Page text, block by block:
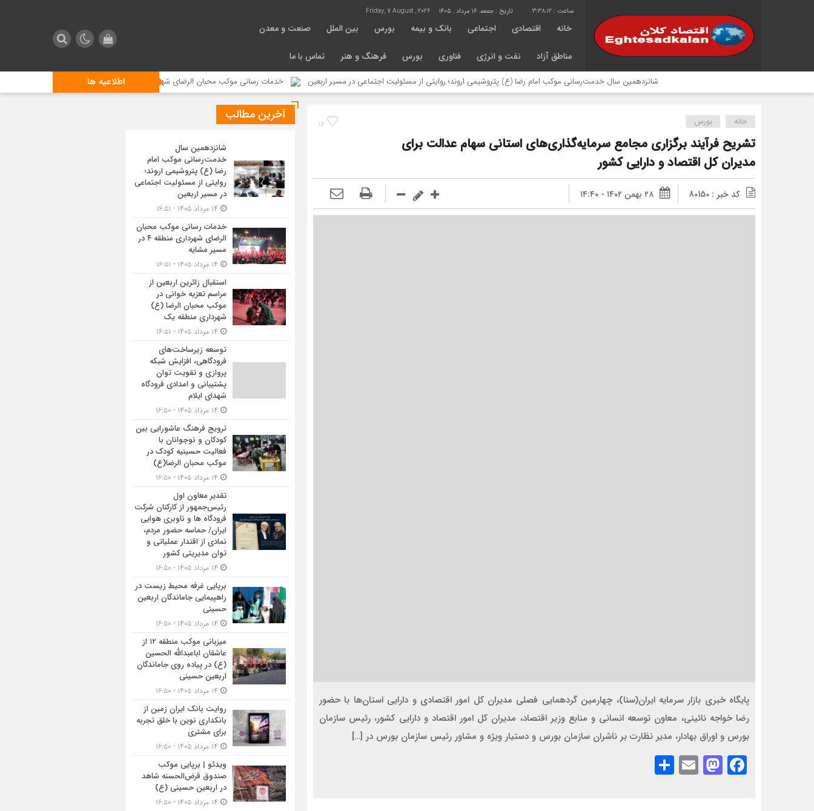
3:38:13 تاریخ : جمعه, ۱۶ مرداد , ۱۴۰۵ Friday, 7 August , 2026
خانه اقتصادی اجتماعی بانک و بیمه بورس بین الملل صنعت و معدن
مناطق آزاد نفت و انرژی فناوری بورس فرهنگ و هنر تماس با ما
اطلاعیه ها شانزدهمین سال خدمت‌رسانی موکب امام رضا (ع) پتروشیمی اروند؛ روایتی از مسئولیت اجتماعی در مسیر اربعین خدمات رسانی موکب محبان الرضای شهرداری منطقه ۴ در مسیر مشایه استقبال زائرین اربعین از
16 خانه بورس
تشریح فرآیند برگزاری مجامع سرمایه‌گذاری‌های استانی سهام عدالت برای
مدیران کل اقتصاد و دارایی کشور
کد خبر : 80150 ۲۸ بهمن ۱۴۰۲ - ۱۴:۴۰
پایگاه خبری بازار سرمایه ایران(سنا)، چهارمین گردهمایی فصلی مدیران کل امور اقتصادی و دارایی استان‌ها با حضور
رضا خواجه نائینی، معاون توسعه انسانی و منابع وزیر اقتصاد، مدیران کل امور اقتصاد و دارایی کشور، رئیس سازمان
بورس و اوراق بهادار، مدیر نظارت بر ناشران سازمان بورس و دستیار ویژه و مشاور رئیس سازمان بورس در […]
Facebook
Mastodon
Email
آخرین مطالب
شانزدهمین سال
خدمت‌رسانی موکب امام
رضا (ع) پتروشیمی اروند؛
روایتی از مسئولیت اجتماعی
در مسیر اربعین
خدمات رسانی موکب محبان
الرضای شهرداری منطقه ۴ در
مسیر مشایه
استقبال زائرین اربعین از
مراسم تعزیه خوانی در
موکب محبان الرضا (ع)
شهرداری منطقه یک
توسعه زیرساخت‌های
فرودگاهی، افزایش شبکه
پروازی و تقویت توان
پشتیبانی و امدادی فرودگاه
شهدای ایلام
ترویج فرهنگ عاشورایی بین
کودکان و نوجوانان با
فعالیت حسینیه کودک در
موکب محبان الرضا(ع)
تقدیر معاون اول
رئیس‌جمهور از کارکنان شرکت
فرودگاه ها و ناوبری هوایی
ایران/ حماسه حضور مردم،
نمادی از اقتدار عملیاتی و
توان مدیریتی کشور
برپایی غرفه محیط زیست در
راهپیمایی جاماندگان اربعین
حسینی
میزبانی موکب منطقه ۱۲ از
عاشقان اباعبدالله الحسین
(ع) در پیاده روی جاماندگان
اربعین حسینی
روایت بانک ایران زمین از
بانکداری نوین با خلق تجربه
برای مشتری
ویدئو | برپایی موکب
صندوق قرض‌الحسنه شاهد
در اربعین حسینی (ع)